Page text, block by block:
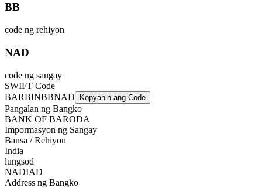
BB
code ng rehiyon
NAD
code ng sangay
SWIFT Code
BARBINBBNAD
Kopyahin ang Code
Pangalan ng Bangko
BANK OF BARODA
Impormasyon ng Sangay
Bansa / Rehiyon
India
lungsod
NADIAD
Address ng Bangko